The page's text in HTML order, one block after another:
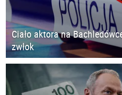
Ciało aktora na
zwłok